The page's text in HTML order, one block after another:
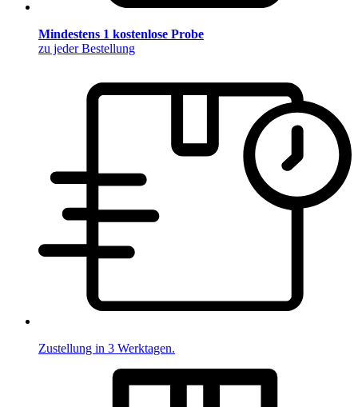
Mindestens 1 kostenlose Probe
zu jeder Bestellung
Zustellung in 3 Werktagen.